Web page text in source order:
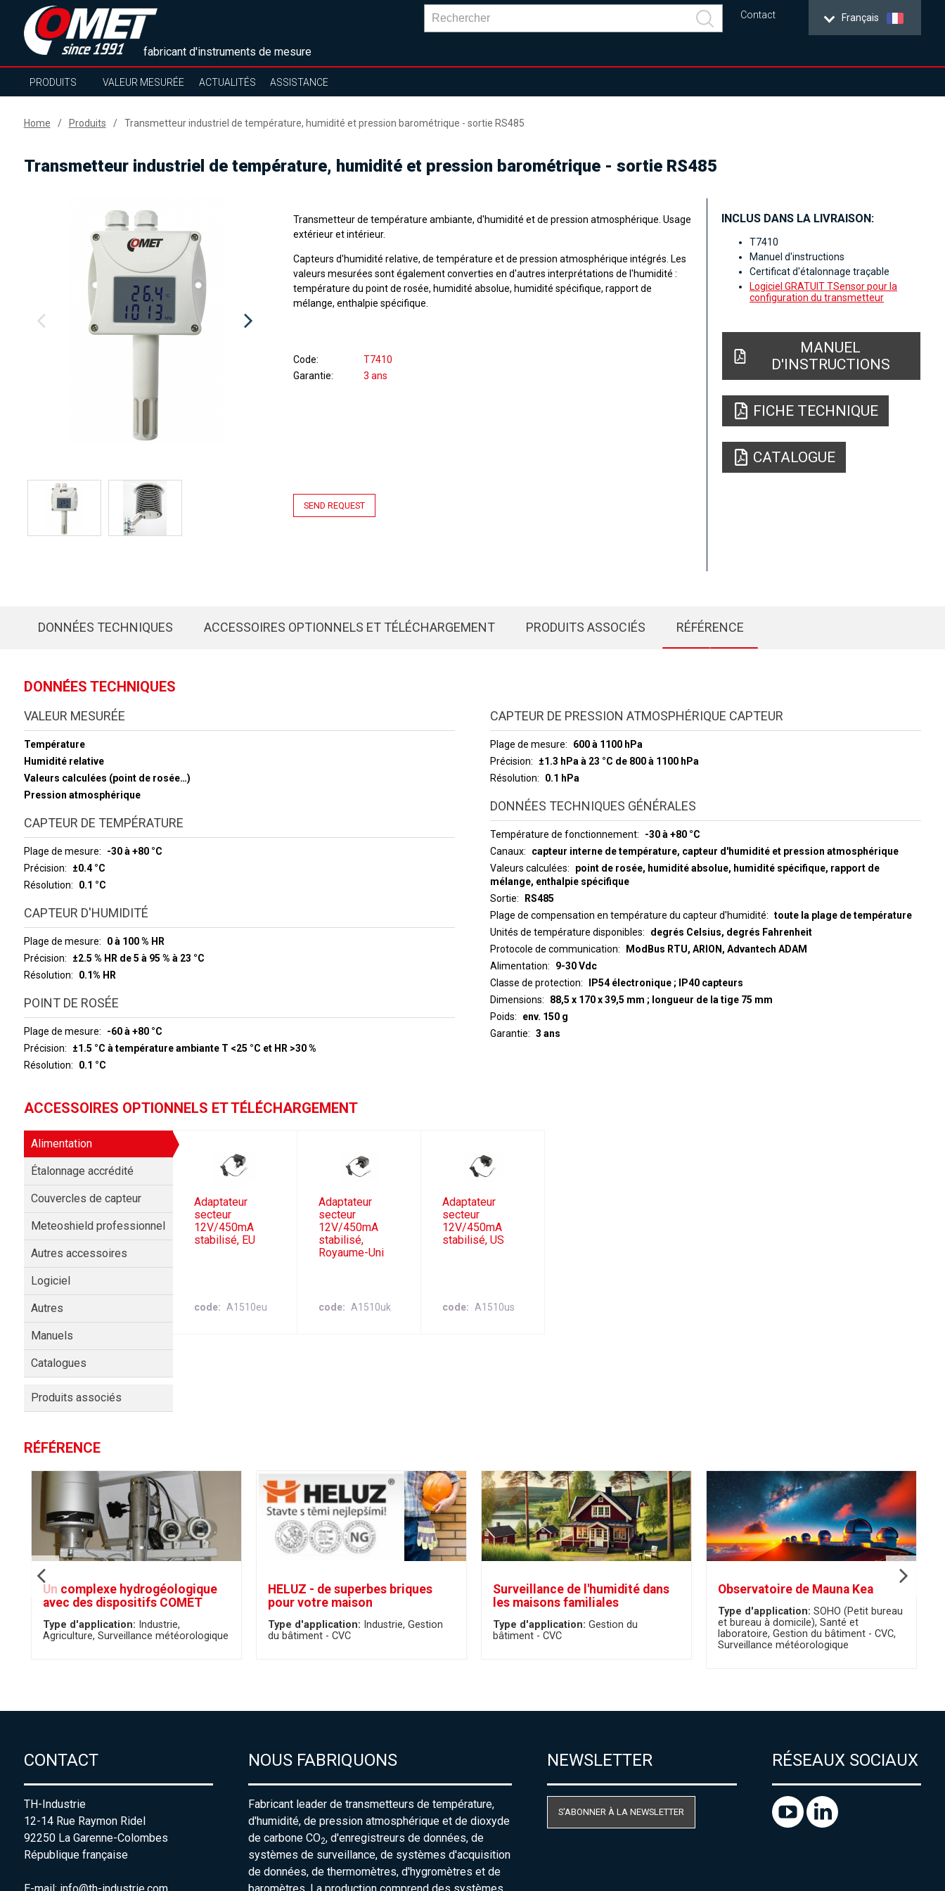
fabricant d'instruments de mesure
Français
Contact
PRODUITS VALEUR MESURÉE ACTUALITÉS ASSISTANCE
Home Produits Transmetteur industriel de température, humidité et pression barométrique - sortie RS485
Transmetteur industriel de température, humidité et pression barométrique - sortie RS485
Transmetteur de température ambiante, d'humidité et de pression atmosphérique. Usage
extérieur et intérieur.
Capteurs d'humidité relative, de température et de pression atmosphérique intégrés. Les
valeurs mesurées sont également converties en d'autres interprétations de l'humidité :
température du point de rosée, humidité absolue, humidité spécifique, rapport de
mélange, enthalpie spécifique.
Code
T7410
Garantie
3 ans
SEND REQUEST
INCLUS DANS LA LIVRAISON:
T7410
Manuel d'instructions
Certificat d'étalonnage traçable
Logiciel GRATUIT TSensor pour la
configuration du transmetteur
MANUEL
D'INSTRUCTIONS
FICHE TECHNIQUE
CATALOGUE
DONNÉES TECHNIQUES ACCESSOIRES OPTIONNELS ET TÉLÉCHARGEMENT PRODUITS ASSOCIÉS RÉFÉRENCE
DONNÉES TECHNIQUES
VALEUR MESURÉE
Température
Humidité relative
Valeurs calculées (point de rosée…)
Pression atmosphérique
CAPTEUR DE TEMPÉRATURE
Plage de mesure
-30 à +80 °C
Précision
±0.4 °C
Résolution
0.1 °C
CAPTEUR D'HUMIDITÉ
Plage de mesure
0 à 100 % HR
Précision
±2.5 % HR de 5 à 95 % à 23 °C
Résolution
0.1% HR
POINT DE ROSÉE
Plage de mesure
-60 à +80 °C
Précision
±1.5 °C à température ambiante T <25 °C et HR >30 %
Résolution
0.1 °C
CAPTEUR DE PRESSION ATMOSPHÉRIQUE CAPTEUR
Plage de mesure
600 à 1100 hPa
Précision
±1.3 hPa à 23 °C de 800 à 1100 hPa
Résolution
0.1 hPa
DONNÉES TECHNIQUES GÉNÉRALES
Température de fonctionnement
-30 à +80 °C
Canaux
capteur interne de température, capteur d'humidité et pression atmosphérique
Valeurs calculées
point de rosée, humidité absolue, humidité spécifique, rapport de
mélange, enthalpie spécifique
Sortie
RS485
Plage de compensation en température du capteur d'humidité
toute la plage de température
Unités de température disponibles
degrés Celsius, degrés Fahrenheit
Protocole de communication
ModBus RTU, ARION, Advantech ADAM
Alimentation
9-30 Vdc
Classe de protection
IP54 électronique ; IP40 capteurs
Dimensions
88,5 x 170 x 39,5 mm ; longueur de la tige 75 mm
Poids
env. 150 g
Garantie
3 ans
ACCESSOIRES OPTIONNELS ET TÉLÉCHARGEMENT
Alimentation
Étalonnage accrédité
Couvercles de capteur
Meteoshield professionnel
Autres accessoires
Logiciel
Autres
Manuels
Catalogues
Produits associés
Adaptateur
secteur
12V/450mA
stabilisé, EU
code A1510eu
Adaptateur
secteur
12V/450mA
stabilisé,
Royaume-Uni
code A1510uk
Adaptateur
secteur
12V/450mA
stabilisé, US
code A1510us
RÉFÉRENCE
Un complexe hydrogéologique
avec des dispositifs COMET
Type d'application: Industrie
Agriculture Surveillance météorologique
HELUZ - de superbes briques
pour votre maison
Type d'application: Industrie Gestion
du bâtiment - CVC
Surveillance de l'humidité dans
les maisons familiales
Type d'application: Gestion du
bâtiment - CVC
Observatoire de Mauna Kea
Type d'application: SOHO (Petit bureau
et bureau à domicile) Santé et
laboratoire Gestion du bâtiment - CVC
Surveillance météorologique
CONTACT
TH-Industrie
12-14 Rue Raymon Ridel
92250 La Garenne-Colombes
République française
E-mail: info@th-industrie.com
NOUS FABRIQUONS
Fabricant leader de transmetteurs de température,
d'humidité, de pression atmosphérique et de dioxyde
de carbone CO2, d'enregistreurs de données, de
systèmes de surveillance, de systèmes d'acquisition
de données, de thermomètres, d'hygromètres et de
baromètres. La production comprend des systèmes
NEWSLETTER
S'ABONNER À LA NEWSLETTER
RÉSEAUX SOCIAUX